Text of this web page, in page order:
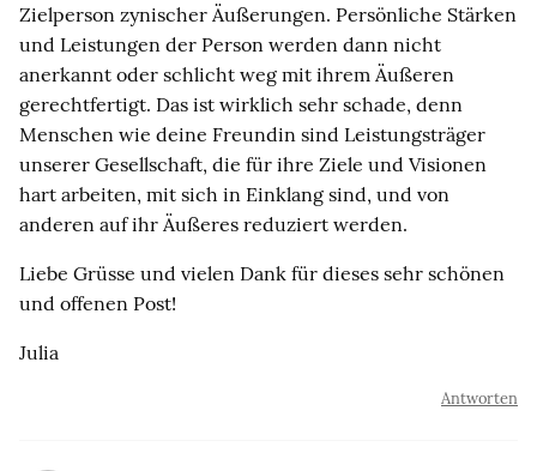
Zielperson zynischer Äußerungen. Persönliche Stärken
und Leistungen der Person werden dann nicht
anerkannt oder schlicht weg mit ihrem Äußeren
gerechtfertigt. Das ist wirklich sehr schade, denn
Menschen wie deine Freundin sind Leistungsträger
unserer Gesellschaft, die für ihre Ziele und Visionen
hart arbeiten, mit sich in Einklang sind, und von
anderen auf ihr Äußeres reduziert werden.
Liebe Grüsse und vielen Dank für dieses sehr schönen
und offenen Post!
Julia
Antworten